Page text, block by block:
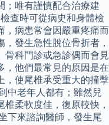
；唯有謹慎配合治療建
查時可從病史和身體檢
，病患常會因嚴重疼痛而
發生急性脫位骨折者，
骨科門診或急診偶而會見
，他們最常見的原因是在
，使尾椎承受重大的撞擊
中老年人都有；雖然兒
柔軟度佳，復原較快，
下來諮詢醫師，發生尾